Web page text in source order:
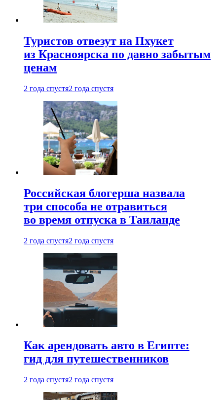
Туристов отвезут на Пхукет
из Красноярска по давно забытым
ценам
2 года спустя2 года спустя
Российская блогерша назвала
три способа не отравиться
во время отпуска в Таиланде
2 года спустя2 года спустя
Как арендовать авто в Египте:
гид для путешественников
2 года спустя2 года спустя